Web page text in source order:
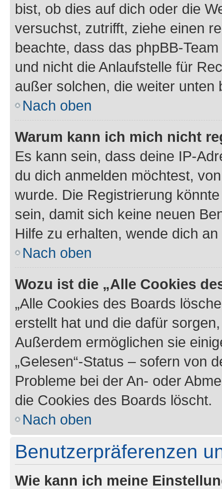
bist, ob dies auf dich oder die
versuchst, zutrifft, ziehe einen
beachte, dass das phpBB-
und nicht die Anlaufstelle für
außer solchen, die weiter unten
Nach oben
Warum kann ich mich nicht
Es kann sein, dass deine IP-
du dich anmelden möchtest,
wurde. Die Registrierung
sein, damit sich keine neuen
Hilfe zu erhalten, wende dich
Nach oben
Wozu ist die „Alle Cookies
„Alle Cookies des Boards
erstellt hat und die dafür
Außerdem ermöglichen sie
„Gelesen“-Status – sofern von
Probleme bei der An- oder
die Cookies des Boards löscht.
Nach oben
Benutzerpräferenzen
Wie kann ich meine